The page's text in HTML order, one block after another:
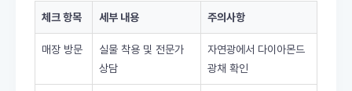
체크 항목 세부 내용 주의사항
매장 방문
실물 착용 및 전문가
상담
자연광에서 다이아몬드
광채 확인